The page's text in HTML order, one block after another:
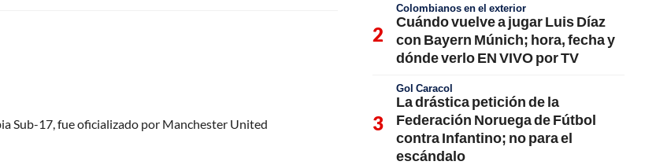
Sub-17, fue oficializado por Manchester United
Colombianos en el exterior
Cuándo vuelve a jugar Luis Díaz
con Bayern Múnich; hora, fecha y
dónde verlo EN VIVO por TV
Gol Caracol
La drástica petición de la
Federación Noruega de Fútbol
contra Infantino; no para el
escándalo